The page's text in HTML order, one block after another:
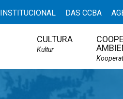
INSTITUCIONAL DAS CCBA
CULTURA
Kultur